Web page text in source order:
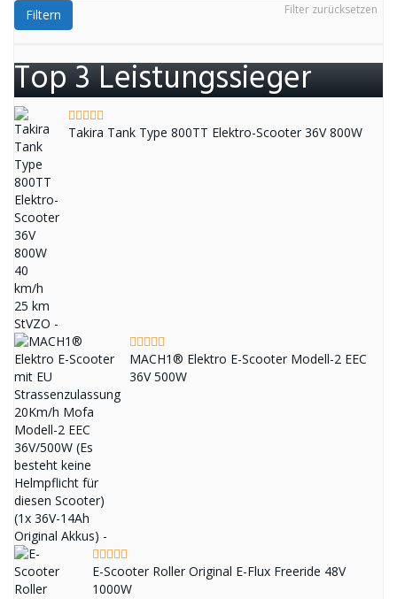
Filter zurücksetzen
Filtern
Top 3 Leistungssieger
Takira Tank Type 800TT Elektro-Scooter 36V 800W
MACH1® Elektro E-Scooter Modell-2 EEC
36V 500W
E-Scooter Roller Original E-Flux Freeride 48V
1000W